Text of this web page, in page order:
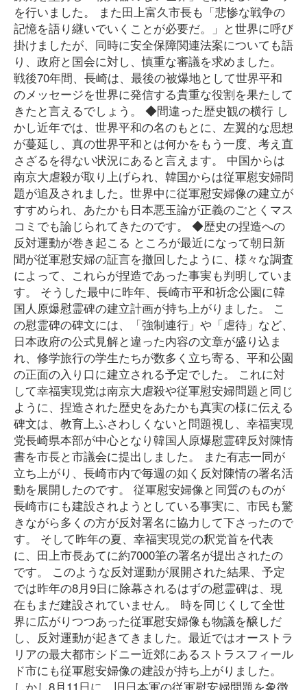
を行いました。 また田上富久市長も「悲惨な戦争の
記憶を語り継いでいくことが必要だ。」と世界に呼び
掛けましたが、同時に安全保障関連法案についても語
り、政府と国会に対し、慎重な審議を求めました。
戦後70年間、長崎は、最後の被爆地として世界平和
のメッセージを世界に発信する貴重な役割を果たして
きたと言えるでしょう。 ◆間違った歴史観の横行 し
かし近年では、世界平和の名のもとに、左翼的な思想
が蔓延し、真の世界平和とは何かをもう一度、考え直
さざるを得ない状況にあると言えます。 中国からは
南京大虐殺が取り上げられ、韓国からは従軍慰安婦問
題が追及されました。世界中に従軍慰安婦像の建立が
すすめられ、あたかも日本悪玉論が正義のごとくマス
コミでも論じられてきたのです。 ◆歴史の捏造への
反対運動が巻き起こる ところが最近になって朝日新
聞が従軍慰安婦の証言を撤回したように、様々な調査
によって、これらが捏造であった事実も判明していま
す。 そうした最中に昨年、長崎市平和祈念公園に韓
国人原爆慰霊碑の建立計画が持ち上がりました。 こ
の慰霊碑の碑文には、「強制連行」や「虐待」など、
日本政府の公式見解と違った内容の文章が盛り込ま
れ、修学旅行の学生たちが数多く立ち寄る、平和公園
の正面の入り口に建立される予定でした。 これに対
して幸福実現党は南京大虐殺や従軍慰安婦問題と同じ
ように、捏造された歴史をあたかも真実の様に伝える
碑文は、教育上ふさわしくないと問題視し、幸福実現
党長崎県本部が中心となり韓国人原爆慰霊碑反対陳情
書を市長と市議会に提出しました。 また有志一同が
立ち上がり、長崎市内で毎週の如く反対陳情の署名活
動を展開したのです。 従軍慰安婦像と同質のものが
長崎市にも建設されようとしている事実に、市民も驚
きながら多くの方が反対署名に協力して下さったので
す。 そして昨年の夏、幸福実現党の釈党首を代表
に、田上市長あてに約7000筆の署名が提出されたの
です。 このような反対運動が展開された結果、予定
では昨年の8月9日に除幕されるはずの慰霊碑は、現
在もまだ建設されていません。 時を同じくして全世
界に広がりつつあった従軍慰安婦像も物議を醸しだ
し、反対運動が起きてきました。最近ではオーストラ
リアの最大都市シドニー近郊にあるストラスフィール
ド市にも従軍慰安婦像の建設が持ち上がりました。
しかし8月11日に、旧日本軍の従軍慰安婦問題を象徴